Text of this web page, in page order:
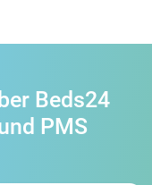
Beds24
PMS